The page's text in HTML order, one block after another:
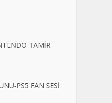
TAMİR
PS5 FAN SESİ